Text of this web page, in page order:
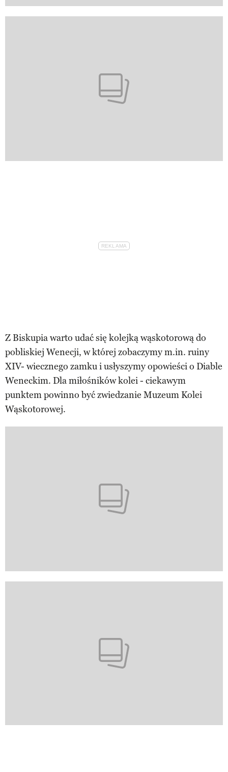
Z Biskupia warto udać się kolejką wąskotorową do
pobliskiej Wenecji, w której zobaczymy m.in. ruiny
XIV- wiecznego zamku i usłyszymy opowieści o Diable
Weneckim. Dla miłośników kolei - ciekawym
punktem powinno być zwiedzanie Muzeum Kolei
Wąskotorowej.